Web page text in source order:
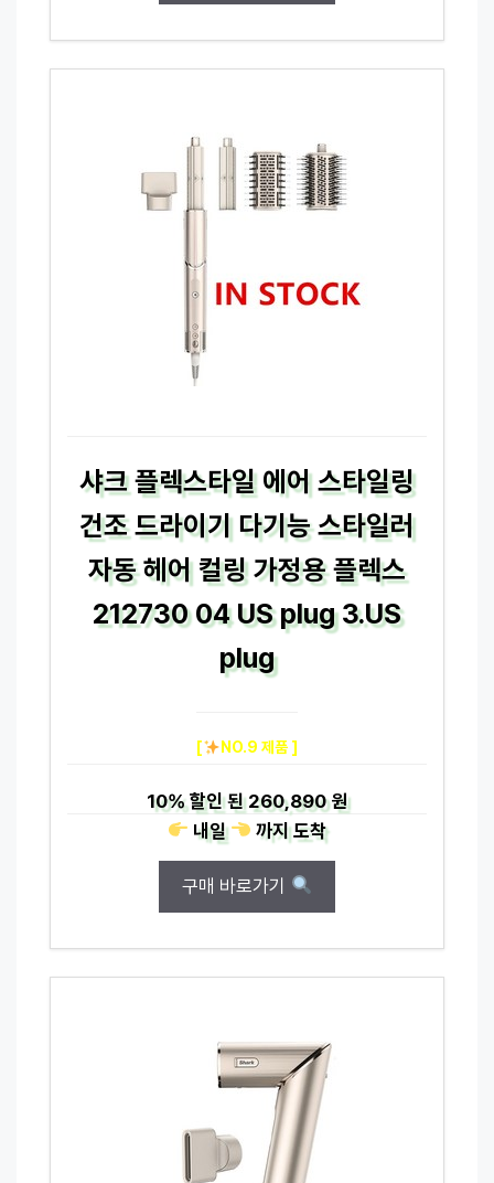
샤크 플렉스타일 에어 스타일링
건조 드라이기 다기능 스타일러
자동 헤어 컬링 가정용 플렉스
212730 04 US plug 3.US
plug
[ NO.9 제품 ]
10%할인 된260,890 원
내일
까지도착
구매 바로가기